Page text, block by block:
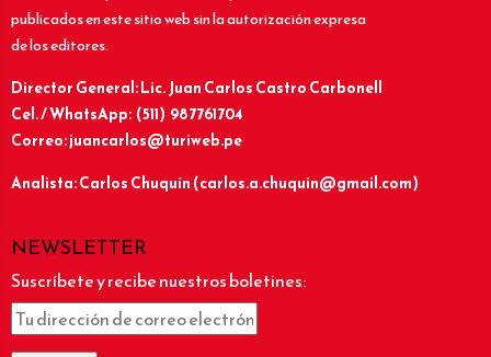
publicados en este sitio web sin la autorización expresa
de los editores.
Director General: Lic.Juan Carlos Castro Carbonell
Cel. / WhatsApp: (511) 987761704
Correo: juancarlos@turiweb.pe
Analista: Carlos Chuquín (carlos.a.chuquin@gmail.com)
NEWSLETTER
Suscríbete y recibe nuestros boletines: